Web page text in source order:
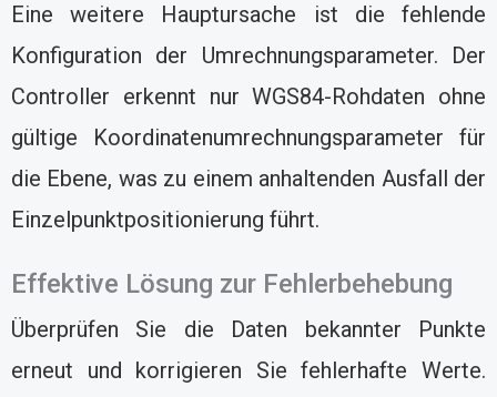
Eine weitere Hauptursache ist die fehlende
Konfiguration der Umrechnungsparameter. Der
Controller erkennt nur WGS84-Rohdaten ohne
gültige Koordinatenumrechnungsparameter für
die Ebene, was zu einem anhaltenden Ausfall der
Einzelpunktpositionierung führt.
Effektive Lösung zur Fehlerbehebung
Überprüfen Sie die Daten bekannter Punkte
erneut und korrigieren Sie fehlerhafte Werte.